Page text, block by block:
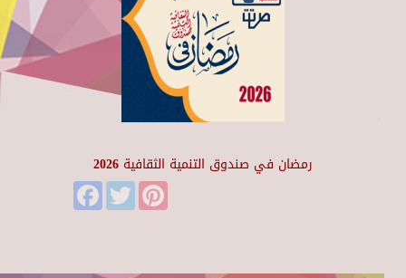
رمضان في صندوق التنمية الثقافية 2026
FacebookTwitter